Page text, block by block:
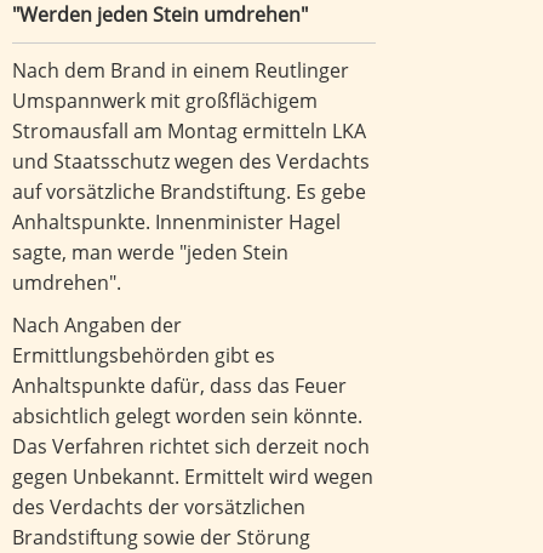
"Werden jeden Stein umdrehen"
Nach dem Brand in einem Reutlinger
Umspannwerk mit großflächigem
Stromausfall am Montag ermitteln LKA
und Staatsschutz wegen des Verdachts
auf vorsätzliche Brandstiftung. Es gebe
Anhaltspunkte. Innenminister Hagel
sagte, man werde "jeden Stein
umdrehen".
Nach Angaben der
Ermittlungsbehörden gibt es
Anhaltspunkte dafür, dass das Feuer
absichtlich gelegt worden sein könnte.
Das Verfahren richtet sich derzeit noch
gegen Unbekannt. Ermittelt wird wegen
des Verdachts der vorsätzlichen
Brandstiftung sowie der Störung